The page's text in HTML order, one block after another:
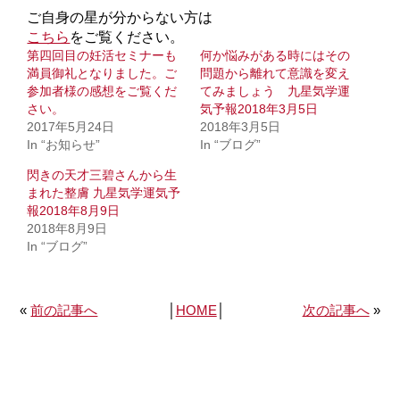
ご自身の星が分からない方は
こちら をご覧ください。
第四回目の妊活セミナーも
満員御礼となりました。ご
参加者様の感想をご覧くだ
さい。
2017年5月24日
In “お知らせ”
何か悩みがある時にはその
問題から離れて意識を変え
てみましょう 九星気学運
気予報2018年3月5日
2018年3月5日
In “ブログ”
閃きの天才三碧さんから生
まれた整膚 九星気学運気予
報2018年8月9日
2018年8月9日
In “ブログ”
«前の記事へ HOME 次の記事へ»